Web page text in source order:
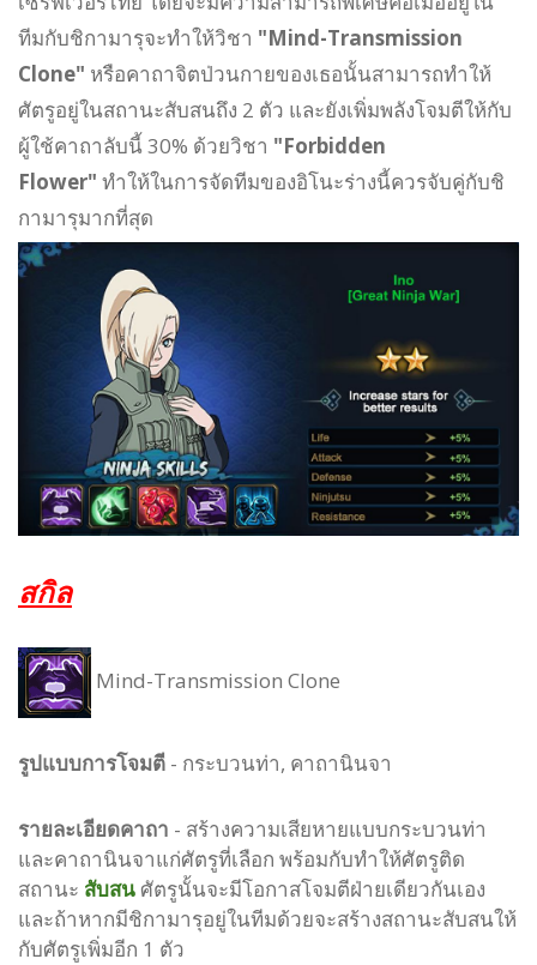
ทีมกับชิกามารุจะทำให้วิชา "Mind-Transmission
Clone" หรือคาถาจิตป่วนกายของเธอนั้นสามารถทำให้
ศัตรูอยู่ในสถานะสับสนถึง 2 ตัว และยังเพิ่มพลังโจมตีให้กับ
ผู้ใช้คาถาลับนี้ 30% ด้วยวิชา "Forbidden
Flower" ทำให้ในการจัดทีมของอิโนะร่างนี้ควรจับคู่กับชิ
กามารุมากที่สุด
สกิล
Mind-Transmission Clone
รูปแบบการโจมตี - กระบวนท่า, คาถานินจา
รายละเอียดคาถา - สร้างความเสียหายแบบกระบวนท่า
และคาถานินจาแก่ศัตรูที่เลือก พร้อมกับทำให้ศัตรูติด
สถานะ สับสน ศัตรูนั้นจะมีโอกาสโจมตีฝ่ายเดียวกันเอง
และถ้าหากมีชิกามารุอยู่ในทีมด้วยจะสร้างสถานะสับสนให้
กับศัตรูเพิ่มอีก 1 ตัว